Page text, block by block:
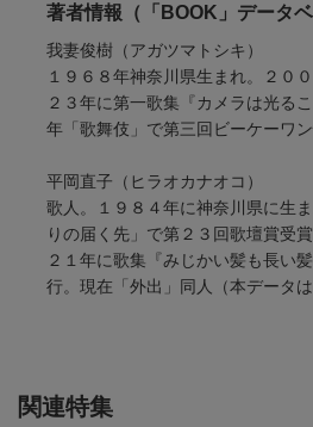
著者情報（「BOOK」データベ
我妻俊樹（アガツマトシキ）
１９６８年神奈川県生まれ。２０
２３年に第一歌集『カメラは光る
年「歌舞伎」で第三回ビーケーワ
平岡直子（ヒラオカナオコ）
歌人。１９８４年に神奈川県に生
りの届く先」で第２３回歌壇賞受
２１年に歌集『みじかい髪も長い
行。現在「外出」同人（本データ
関連特集